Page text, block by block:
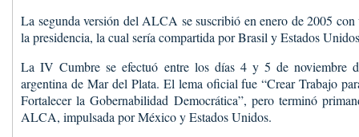
La segunda versión del ALCA se suscribió en enero de 2005
la presidencia, la cual sería compartida por Brasil y Estados
La IV Cumbre se efectuó entre los días 4 y 5 de noviembre
argentina de Mar del Plata. El lema oficial fue “Crear Trabajo
Fortalecer la Gobernabilidad Democrática”, pero terminó
ALCA, impulsada por México y Estados Unidos.